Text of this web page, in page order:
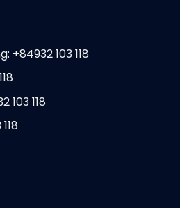
+84932 103 118
103 118